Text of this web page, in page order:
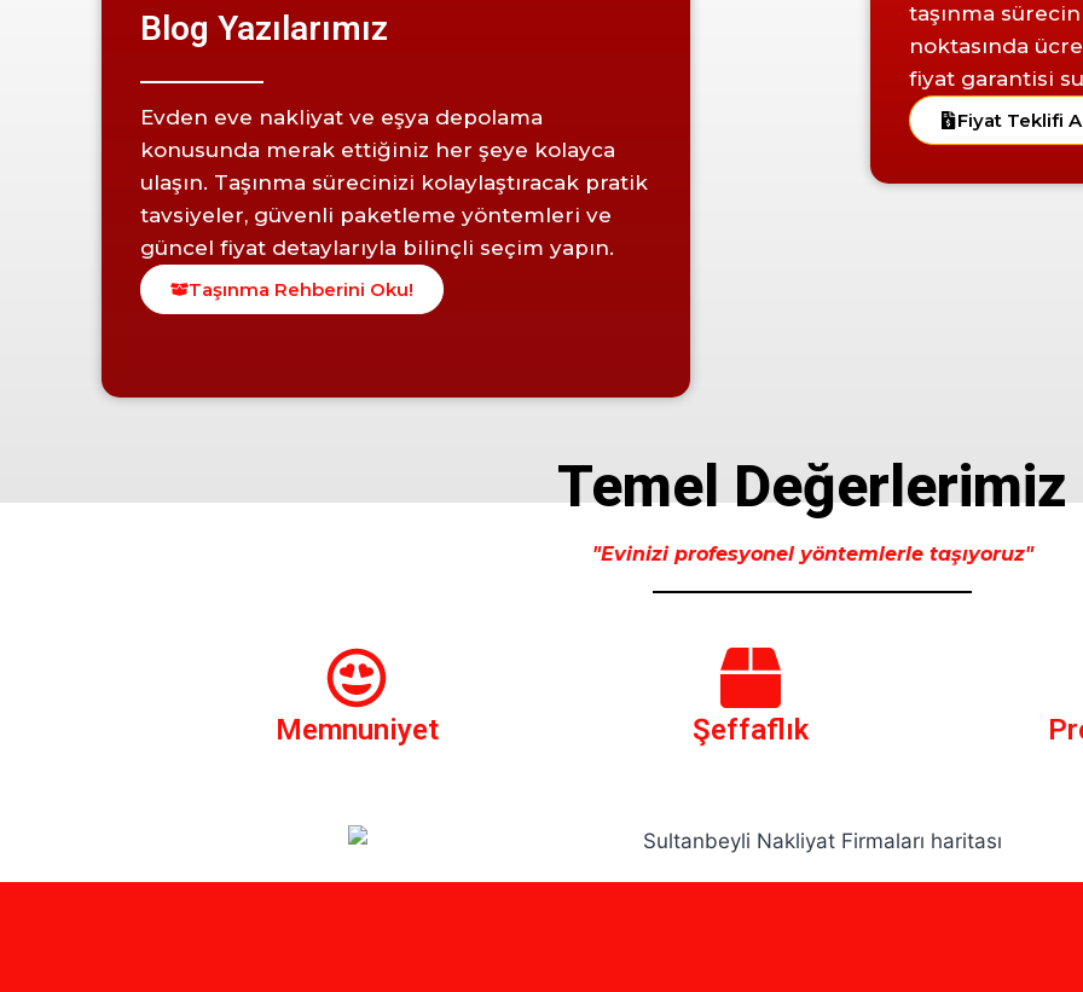
Blog Yazılarımız
Evden eve nakliyat ve eşya depolama
konusunda merak ettiğiniz her şeye kolayca
ulaşın. Taşınma sürecinizi kolaylaştıracak pratik
tavsiyeler, güvenli paketleme yöntemleri ve
güncel fiyat detaylarıyla bilinçli seçim yapın.
Taşınma Rehberini Oku!
taşınma
noktasında
fiyat garantisi
Fiyat Teklifi
Temel Değerlerimiz
"Evinizi profesyonel yöntemlerle taşıyoruz"
Memnuniyet Şeffaflık